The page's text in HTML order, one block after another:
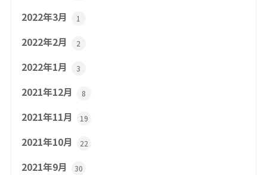
2022年3月 1
2022年2月 2
2022年1月 3
2021年12月 8
2021年11月 19
2021年10月 22
2021年9月 30